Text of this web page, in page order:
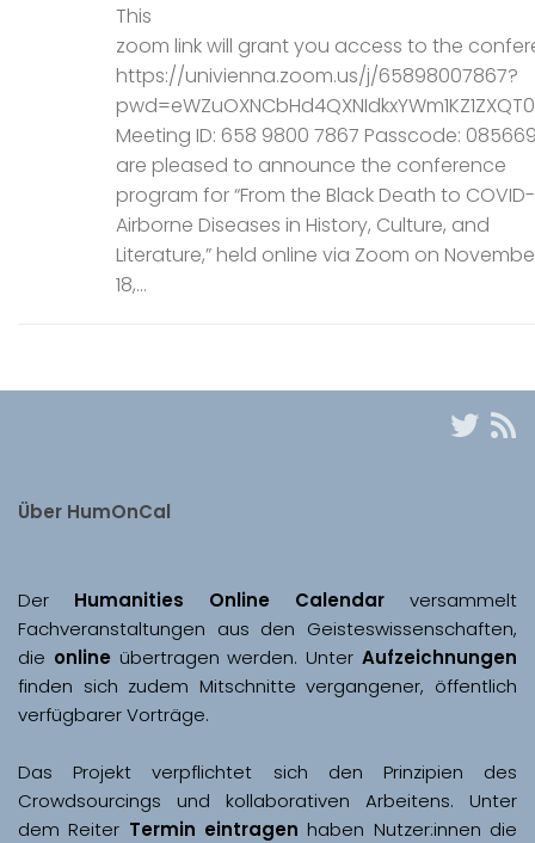
This
zoom link will grant you access to the
https://univienna.zoom.us/j/65898007867?
Meeting ID: 658 9800 7867 Passcode:
are pleased to announce the conference
program for “From the Black Death to COVID-
Airborne Diseases in History, Culture, and
Literature,” held online via Zoom on
18,...
Über HumOnCal
Der Humanities Online Calendar versammelt
Fachveranstaltungen aus den Geisteswissenschaften,
die online übertragen werden. Unter Aufzeichnungen
finden sich zudem Mitschnitte vergangener, öffentlich
Das Projekt verpflichtet sich den Prinzipien des
Crowdsourcings und kollaborativen Arbeitens. Unter
dem Reiter Termin eintragen haben Nutzer:innen die